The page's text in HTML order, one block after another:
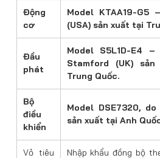
Động
cơ
Model KTAA19-G5
(USA) sản xuất tại
Đầu
phát
Model S5L1D-E4
Stamford (UK)
Trung Quốc.
Bộ
điều
khiển
Model DSE7320,
sản xuất tại Anh
Vỏ tiêu
Nhập khẩu đồng bộ